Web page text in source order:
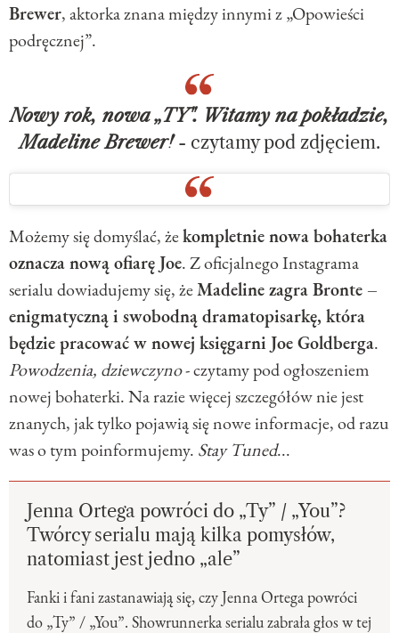
Brewer, aktorka znana między innymi z „Opowieści
podręcznej”.
Nowy rok, nowa „TY". Witamy na pokładzie,
Madeline Brewer!- czytamy pod zdjęciem.
Możemy się domyślać, żekompletnie nowa bohaterka
oznacza nową ofiarę Joe. Z oficjalnego Instagrama
serialu dowiadujemy się, żeMadeline zagra Bronte –
enigmatyczną i swobodną dramatopisarkę, która
będzie pracować w nowej księgarni Joe Goldberga.
Powodzenia, dziewczyno- czytamy pod ogłoszeniem
nowej bohaterki. Na razie więcej szczegółów nie jest
znanych, jak tylko pojawią się nowe informacje, od razu
was o tym poinformujemy. Stay Tuned...
Jenna Ortega powróci do „Ty” / „You”?
Twórcy serialu mają kilka pomysłów,
natomiast jest jedno „ale”
Fanki i fani zastanawiają się, czy Jenna Ortega powróci
do „Ty” / „You”. Showrunnerka serialu zabrała głos w tej